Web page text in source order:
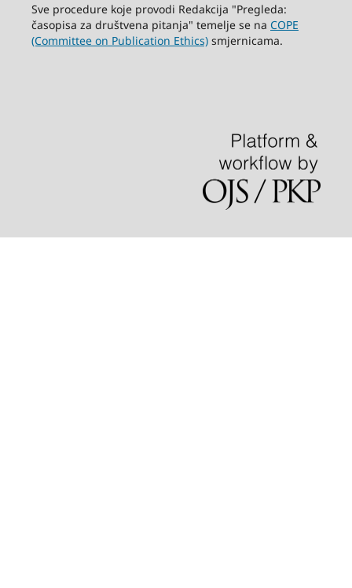
Sve procedure koje provodi Redakcija "Pregleda:
časopisa za društvena pitanja" temelje se na COPE
(Committee on Publication Ethics)smjernicama.